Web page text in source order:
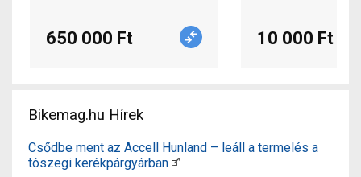
650 000 Ft 10 000 Ft
Bikemag.hu Hírek
Csődbe ment az Accell Hunland – leáll a termelés a
tószegi kerékpárgyárban